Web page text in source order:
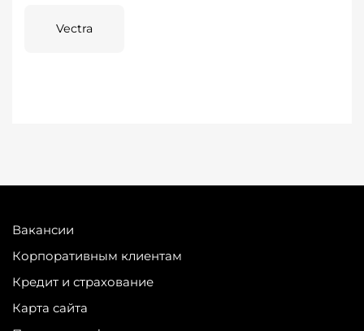
Vectra
Вакансии
Корпоративным клиентам
Кредит и страхование
Карта сайта